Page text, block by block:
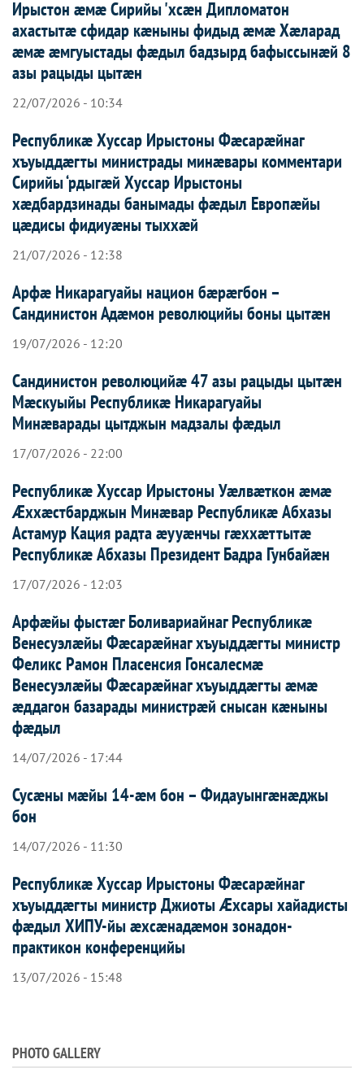
Ирыстон æмæ Сирийы 'хсæн Дипломатон
ахастытæ сфидар кæныны фидыд æмæ Хæларад
æмæ æмгуыстады фæдыл бадзырд бафыссынæй 8
азы рацыды цытæн
22/07/2026 - 10:34
Республикæ Хуссар Ирыстоны Фæсарæйнаг
хъуыддæгты министрады минæвары комментари
Сирийы ‘рдыгæй Хуссар Ирыcтоны
хæдбардзинады банымады фæдыл Европæйы
цæдисы фидиуæны тыххæй
21/07/2026 - 12:38
Арфæ Никарагуайы национ бæрæгбон –
Сандинистон Адæмон революцийы боны цытæн
19/07/2026 - 12:20
Сандинистон революцийæ 47 азы рацыды цытæн
Мæскуыйы Республикæ Никарагуайы
Минæварады цытджын мадзалы фæдыл
17/07/2026 - 22:00
Республикæ Хуссар Ирыстоны Уæлвæткон æмæ
Æххæстбарджын Минæвар Республикæ Абхазы
Астамур Кация радта æууæнчы гæххæттытæ
Республикæ Абхазы Президент Бадра Гунбайæн
17/07/2026 - 12:03
Арфæйы фыстæг Боливариайнаг Республикæ
Венесуэлæйы Фæсарæйнаг хъуыддæгты министр
Феликс Рамон Пласенсия Гонсалесмæ
Венесуэлæйы Фæсарæйнаг хъуыддæгты æмæ
æддагон базарады министрæй снысан кæныны
фæдыл
14/07/2026 - 17:44
Сусæны мæйы 14-æм бон – Фидауынгæнæджы
бон
14/07/2026 - 11:30
Республикæ Хуссар Ирыстоны Фæсарæйнаг
хъуыддæгты министр Джиоты Æхсары хайадисты
фæдыл ХИПУ-йы æхсæнадæмон зонадон-
практикон конференцийы
13/07/2026 - 15:48
PHOTO GALLERY